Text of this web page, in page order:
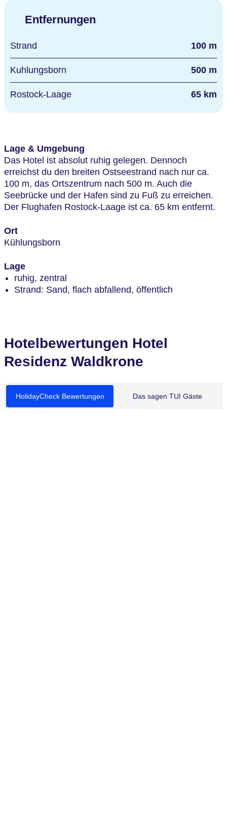
Entfernungen
Strand 100 m
Kuhlungsborn 500 m
Rostock-Laage 65 km
Lage & Umgebung
Das Hotel ist absolut ruhig gelegen. Dennoch
erreichst du den breiten Ostseestrand nach nur ca.
100 m, das Ortszentrum nach 500 m. Auch die
Seebrücke und der Hafen sind zu Fuß zu erreichen.
Der Flughafen Rostock-Laage ist ca. 65 km entfernt.
Ort
Kühlungsborn
Lage
ruhig, zentral
Strand: Sand, flach abfallend, öffentlich
Hotelbewertungen Hotel
Residenz Waldkrone
HolidayCheck Bewertungen Das sagen TUI Gäste